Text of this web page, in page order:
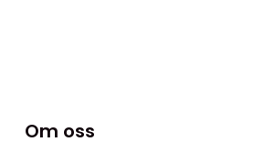
alternativen
Om oss